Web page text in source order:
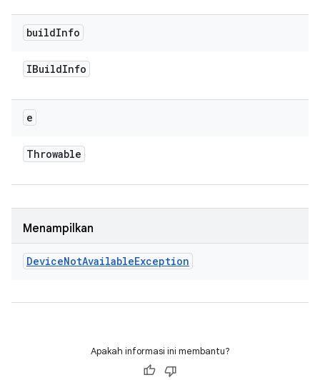
buildInfo
IBuildInfo
e
Throwable
Menampilkan
DeviceNotAvailableException
Apakah informasi ini membantu?